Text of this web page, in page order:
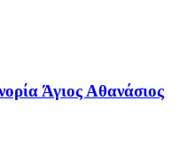
Άγιος Αθανάσιος